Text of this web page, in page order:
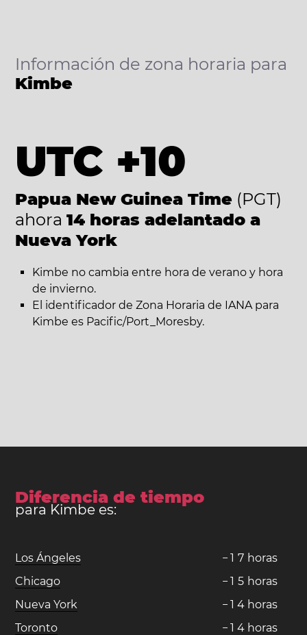
Información de zona horaria para
Kimbe
UTC +10
Papua New Guinea Time (PGT)
ahora 14 horas adelantado a
Nueva York
Kimbe no cambia entre hora de verano y hora
de invierno.
El identificador de Zona Horaria de IANA para
Kimbe es Pacific/Port_Moresby.
Diferencia de tiempo
para Kimbe es:
Los Ángeles − 1 7 horas
Chicago
− 1 5 horas
Nueva York
− 1 4 horas
Toronto
− 1 4 horas